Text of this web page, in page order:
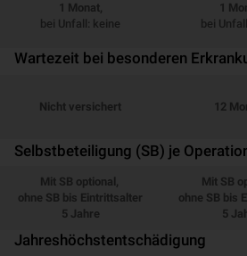
1 Monat,
bei Unfall: keine
1
bei
Wartezeit bei besonderen
Nicht versichert 12
Selbstbeteiligung (SB) je
Mit SB optional,
ohne SB bis Eintrittsalter
5 Jahre
Mit SB
ohne SB bis
5
Jahreshöchstentschädigung